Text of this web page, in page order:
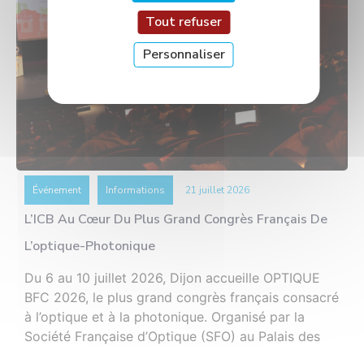
Événement Informations 21 juillet 2026
L’ICB Au Cœur Du Plus Grand Congrès Français De
L’optique-Photonique
Du 6 au 10 juillet 2026, Dijon accueille OPTIQUE
BFC 2026, le plus grand congrès français consacré
à l’optique et à la photonique. Organisé par la
Société Française d’Optique (SFO) au Palais des
Tout refuser
Personnaliser